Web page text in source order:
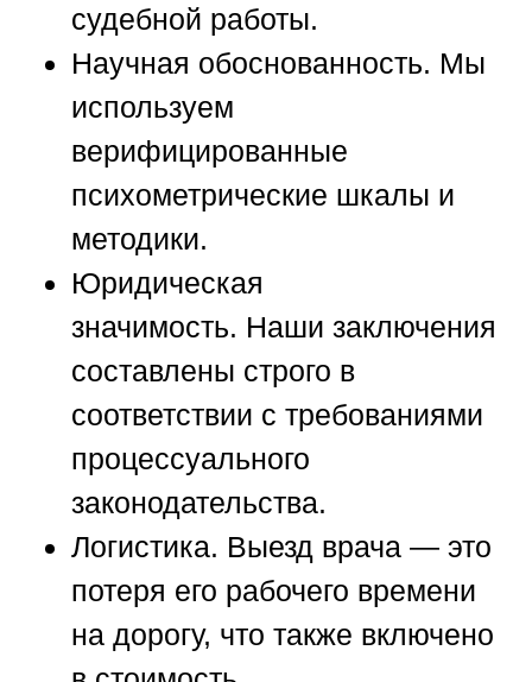
судебной работы.
Научная обоснованность. Мы
используем
верифицированные
психометрические шкалы и
методики.
Юридическая
значимость. Наши заключения
составлены строго в
соответствии с требованиями
процессуального
законодательства.
Логистика. Выезд врача — это
потеря его рабочего времени
на дорогу, что также включено